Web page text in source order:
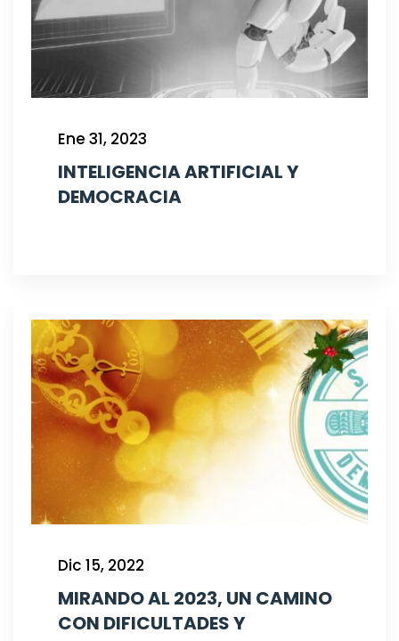
Ene 31, 2023
INTELIGENCIA ARTIFICIAL Y
DEMOCRACIA
Dic 15, 2022
MIRANDO AL 2023, UN CAMINO
CON DIFICULTADES Y